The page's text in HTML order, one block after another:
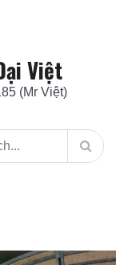
Việt
(Mr Việt)